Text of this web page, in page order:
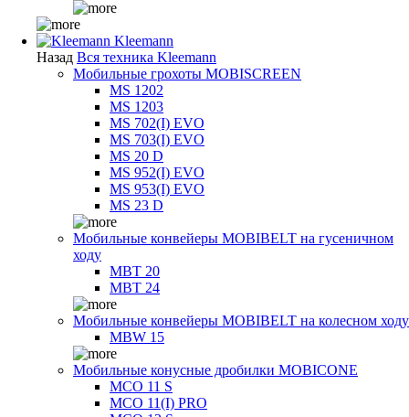
Kleemann
Назад Вся техника Kleemann
Мобильные грохоты MOBISCREEN
MS 1202
MS 1203
MS 702(I) EVO
MS 703(I) EVO
MS 20 D
MS 952(I) EVO
MS 953(I) EVO
MS 23 D
Мобильные конвейеры MOBIBELT на гусеничном
ходу
MBT 20
MBT 24
Мобильные конвейеры MOBIBELT на колесном ходу
MBW 15
Мобильные конусные дробилки MOBICONE
MCO 11 S
MCO 11(I) PRO